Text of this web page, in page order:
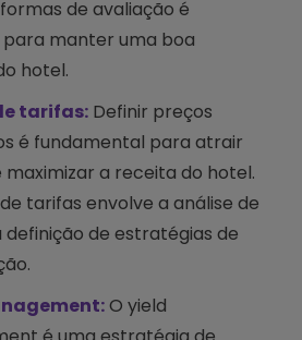
de avaliação é
para manter uma boa
hotel.
tarifas:Definir preços
é fundamental para atrair
maximizar a receita do hotel.
tarifas envolve a análise de
definição de estratégias de
O yield